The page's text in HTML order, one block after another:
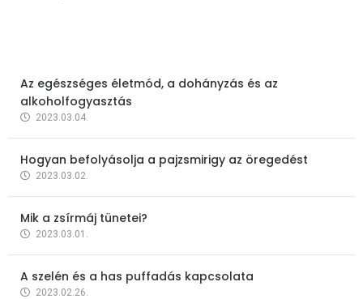
Az egészséges életmód, a dohányzás és az
alkoholfogyasztás
2023.03.04.
Hogyan befolyásolja a pajzsmirigy az öregedést
2023.03.02.
Mik a zsírmáj tünetei?
2023.03.01.
A szelén és a has puffadás kapcsolata
2023.02.26.